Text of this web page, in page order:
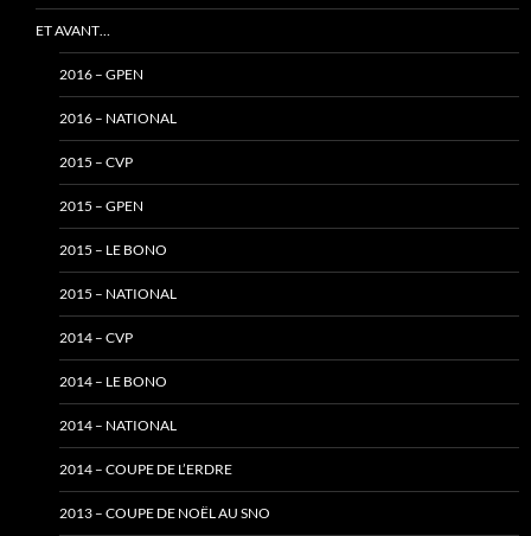
ET AVANT…
2016 – GPEN
2016 – NATIONAL
2015 – CVP
2015 – GPEN
2015 – LE BONO
2015 – NATIONAL
2014 – CVP
2014 – LE BONO
2014 – NATIONAL
2014 – COUPE DE L’ERDRE
2013 – COUPE DE NOËL AU SNO